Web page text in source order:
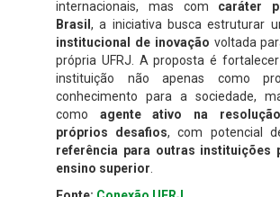
internacionais, mas com caráter
Brasil , a iniciativa busca estruturar
institucional de inovação voltada
própria UFRJ. A proposta é
instituição não apenas como
conhecimento para a sociedade,
como agente ativo na
próprios desafios, com potencial
referência para outras instituições
ensino superior.